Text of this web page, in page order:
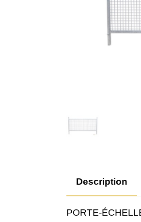
Description
PORTE-